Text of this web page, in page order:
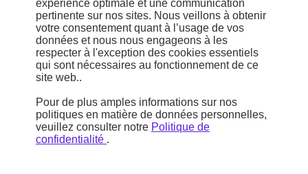
outillage professionnel ;
produits et équipements destinés aux professionnels de
l’automobile.
Profitez de solutions fiables, de produits de qualité constructeur et
et professionnels du secteur automobile.
En savoir plus
expérience optimale et une communication
pertinente sur nos sites. Nous veillons à obtenir
votre consentement quant à l’usage de vos
données et nous nous engageons à les
respecter à l'exception des cookies essentiels
qui sont nécessaires au fonctionnement de ce
site web..
Pour de plus amples informations sur nos
politiques en matière de données personnelles,
veuillez consulter notre Politique de
confidentialité .